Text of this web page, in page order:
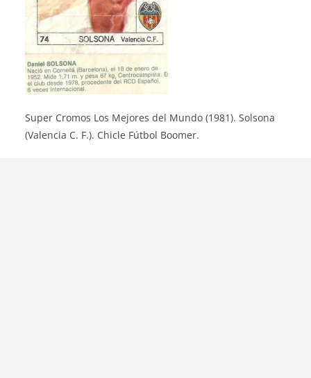
Super Cromos Los Mejores del Mundo (1981). Solsona
(Valencia C. F.). Chicle Fútbol Boomer.